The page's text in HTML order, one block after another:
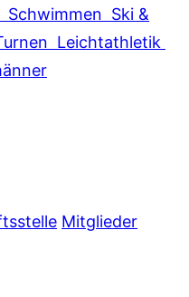
Schwimmen Ski &
Leichtathletik
Mitglieder